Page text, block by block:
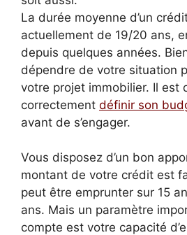
La durée moyenne d’un
actuellement de 19/20 ans,
depuis quelques années.
dépendre de votre situation
votre projet immobilier. Il est
correctement définir son
avant de s’engager.
Vous disposez d’un bon
montant de votre crédit est
peut être emprunter sur 15
ans. Mais un paramètre
compte est votre capacité